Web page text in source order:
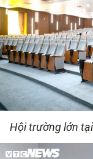
Hội trường lớn